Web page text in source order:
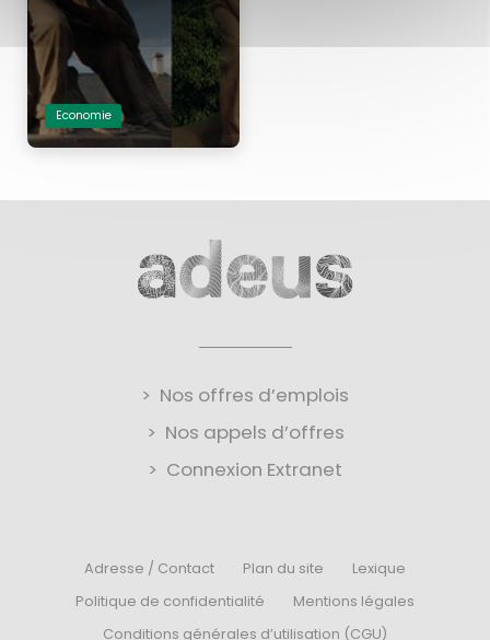
Economie
Nos offres d’emplois
Nos appels d’offres
Connexion Extranet
Adresse / Contact Plan du site
Lexique
Politique de confidentialité
Mentions légales
Conditions générales d’utilisation (CGU)